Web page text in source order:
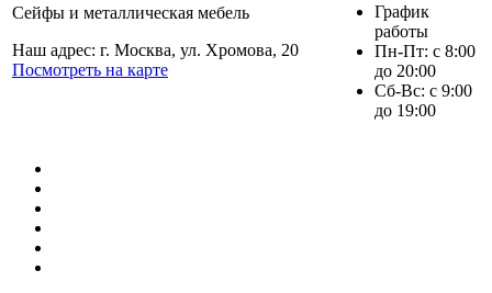
Сейфы и металлическая мебель
Наш адрес: г. Москва, ул. Хромова, 20
Посмотреть на карте
График
работы
Пн-Пт: с 8:00
до 20:00
Сб-Вс: с 9:00
до 19:00